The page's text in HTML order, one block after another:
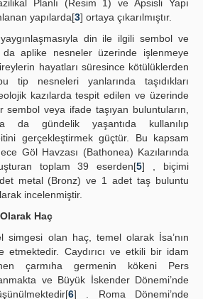
Planlı (Resim 1) ve Apsisli Yapı
yapılarda[3] ortaya çıkarılmıştır.
yaygınlaşmasıyla din ile ilgili sembol ve
da aplike nesneler üzerinde işlenmeye
hayatları süresince kötülüklerden
tip nesneleri yanlarında taşıdıkları
kazılarda tespit edilen ve üzerinde
veya ifade taşıyan buluntuların,
da gündelik yaşantıda kullanılıp
gerçekleştirmek güçtür. Bu kapsam
Göl Havzası (Bathonea) Kazılarında
toplam 39 eserden[5] , biçimi
metal (Bronz) ve 1 adet taş buluntu
incelenmiştir.
Haç
simgesi olan haç, temel olarak İsa’nın
etmektedir. Caydırıcı ve etkili bir idam
çarmıha germenin kökeni Pers
ve Büyük İskender Dönemi’nde
6] . Roma Dönemi’nde